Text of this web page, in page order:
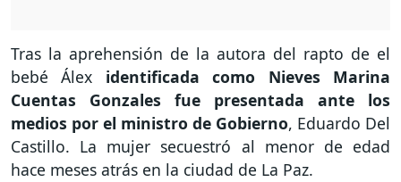
Tras la aprehensión de la autora del rapto de el
bebé Álex identificada como Nieves Marina
Cuentas Gonzales fue presentada ante los
medios por el ministro de Gobierno, Eduardo Del
Castillo. La mujer secuestró al menor de edad
hace meses atrás en la ciudad de La Paz.